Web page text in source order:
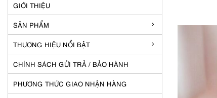
GIỚI THIỆU
SẢN PHẨM
THƯƠNG HIỆU NỔI BẬT
CHÍNH SÁCH GỬI TRẢ / BẢO HÀNH
PHƯƠNG THỨC GIAO NHẬN HÀNG